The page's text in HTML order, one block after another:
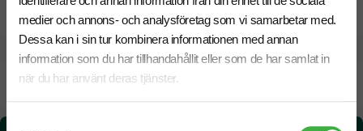
medier och annons- och analysföretag som vi samarbetar med.
Dessa kan i sin tur kombinera informationen med annan
information som du har tillhandahållit eller som de har samlat in
när du har använt deras tjänster.
18 Augusti Beräknad leveranstid: